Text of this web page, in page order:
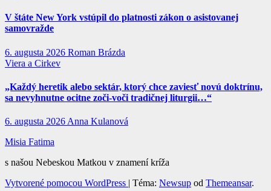
V štáte New York vstúpil do platnosti zákon o asistovanej
samovražde
6. augusta 2026 Roman Brázda
Viera a Cirkev
„Každý heretik alebo sektár, ktorý chce zaviesť novú doktrínu,
sa nevyhnutne ocitne zoči-voči tradičnej liturgii…“
6. augusta 2026 Anna Kulanová
Misia Fatima
s našou Nebeskou Matkou v znamení kríža
Vytvorené pomocou WordPress | Téma: Newsup od Themeansar.